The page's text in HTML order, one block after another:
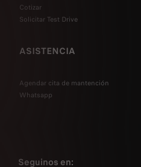
Cotizar
Solicitar Test Drive
ASISTENCIA
Agendar cita de mantención
Whatsapp
Seguinos en: